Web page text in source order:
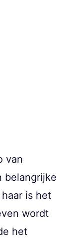
van
belangrijke
is het
wordt
het